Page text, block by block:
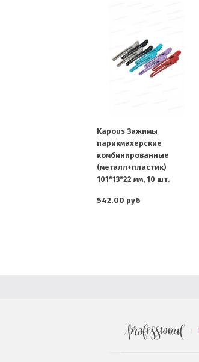
Kapous Зажимы
парикмахерские
комбинированные
(металл+пластик)
101*13*22 мм, 10 шт.
542.00 руб